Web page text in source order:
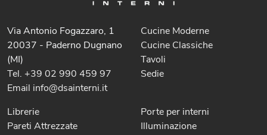
Via Antonio Fogazzaro, 1
20037 - Paderno Dugnano
(MI)
Tel. +39 02 990 459 97
Email info@dsainterni.it
Cucine Moderne
Cucine Classiche
Tavoli
Sedie
Librerie
Pareti Attrezzate
Porte per interni
Illuminazione